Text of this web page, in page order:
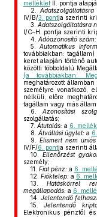
mellékletII. pontja
2.
IV/B/3. pontja szerinti
3. Adatszolgáltatásra
I/C–H. pontja szerinti
4. Adóazonosító szám:
5.
Automatikus
továbbiakban:
keret alapján történő
közötti többoldalú
(a továbbiakban:
meghatározott
személyre vonatkozó,
nélküli, előre
tagállam vagy más
6.
Azonosítási
szolgáltatás;
7. Átutalás: a 6.
8. Átváltási ügylet:a
9.
Elismert nem
IV/F/6. pontja szerinti
10.
Ellenőrzést
személy;
11. Fiat pénz: a 6.
12. Fióktelep:a 6.
13.
Hatáskörrel
megállapodás: a 6.
14. Jelentendő
15.
Jelentendő
Elektronikus pénztől